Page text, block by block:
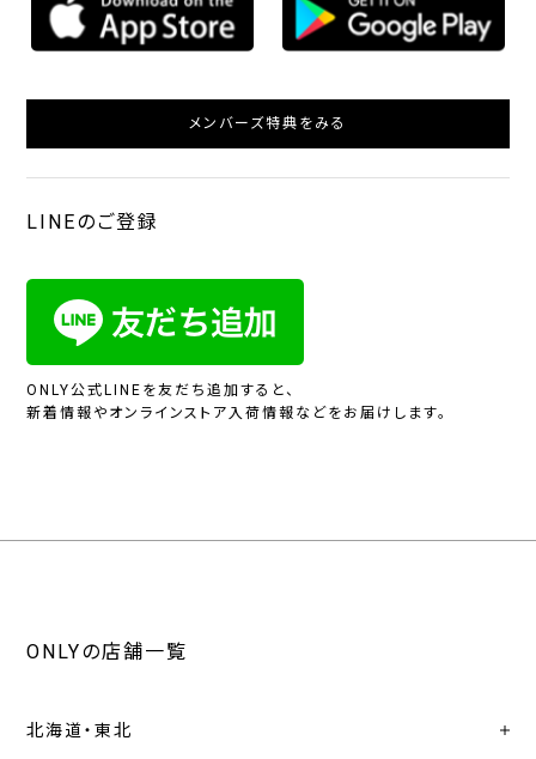
メンバーズ特典をみる
LINEのご登録
ONLY公式LINEを友だち追加すると、
新着情報やオンラインストア入荷情報などをお届けします。
ONLYの店舗一覧
北海道・東北